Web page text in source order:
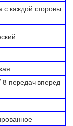
с каждой стороны
передач вперед